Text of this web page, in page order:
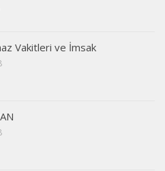
Vakitleri ve İmsak